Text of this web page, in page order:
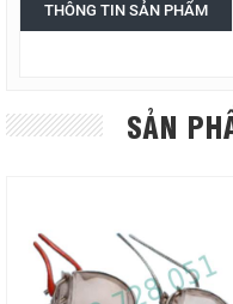
THÔNG TIN SẢN PHẨM
SẢN